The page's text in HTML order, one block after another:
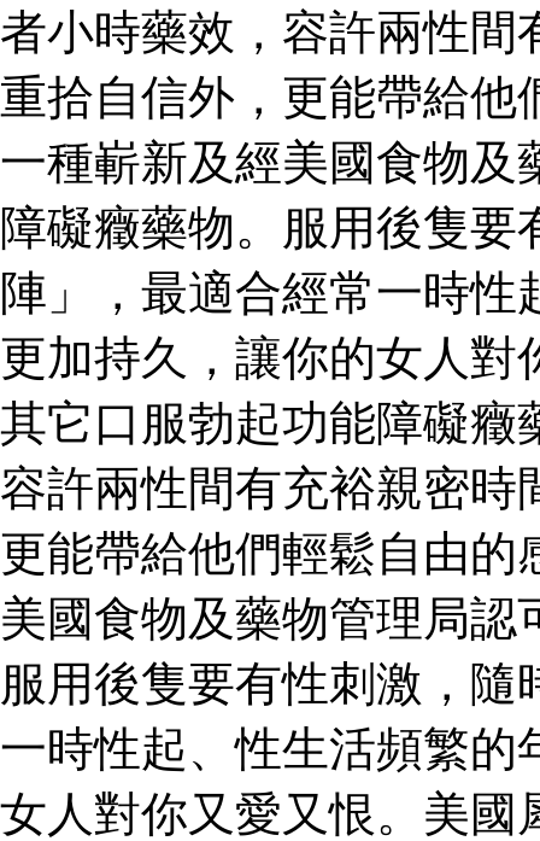
者小時藥效，容許兩性間
重拾自信外，更能帶給他
一種嶄新及經美國食物及
障礙癥藥物。服用後隻
陣」，最適合經常一時
更加持久，讓你的女人對
其它口服勃起功能障礙癥
容許兩性間有充裕親密時
更能帶給他們輕鬆自由的
美國食物及藥物管理局
服用後隻要有性刺激，
一時性起、性生活頻繁的
女人對你又愛又恨。美國